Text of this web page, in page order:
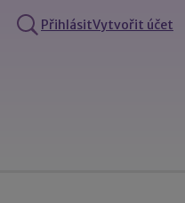
PřihlásitVytvořit účet